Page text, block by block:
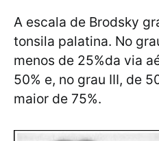
A escala de Brodsky
tonsila palatina. No
menos de 25%da via
50% e, no grau III, de
maior de 75%.